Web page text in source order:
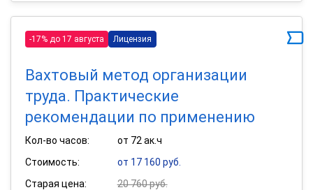
-17% до 17 августа Лицензия
Вахтовый метод организации
труда. Практические
рекомендации по применению
Кол-во часов:
от 72 ак.ч
Стоимость:
от 17 160 руб.
Старая цена:
20 760 руб.